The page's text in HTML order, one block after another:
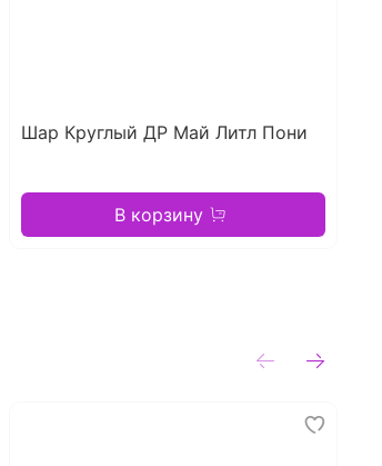
Шар Круглый ДР Май Литл Пони
В корзину